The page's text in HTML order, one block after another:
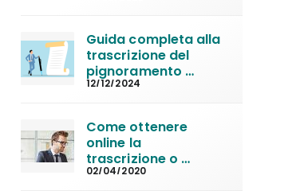
Conservatoria
Guida completa alla
trascrizione del
pignoramento
immobiliare
12/12/2024
Come ottenere
online la
trascrizione o
iscrizione di un atto
02/04/2020